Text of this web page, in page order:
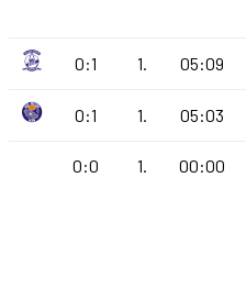
0:1 1. 05:09
0:1 1. 05:03
0:0 1. 00:00